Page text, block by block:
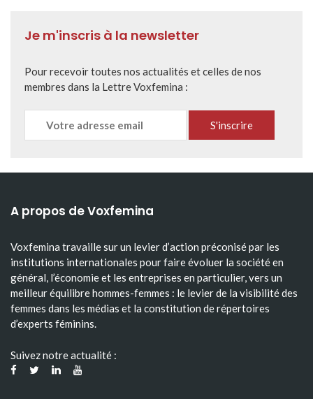
Je m'inscris à la newsletter
Pour recevoir toutes nos actualités et celles de nos
membres dans la Lettre Voxfemina :
A propos de Voxfemina
Voxfemina travaille sur un levier d’action préconisé par les
institutions internationales pour faire évoluer la société en
général, l’économie et les entreprises en particulier, vers un
meilleur équilibre hommes-femmes : le levier de la visibilité des
femmes dans les médias et la constitution de répertoires
d’experts féminins.
Suivez notre actualité :